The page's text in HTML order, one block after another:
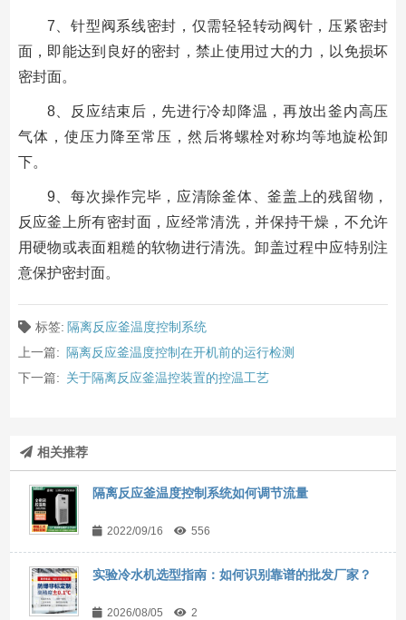
7、针型阀系线密封，仅需轻轻转动阀针，压紧密封
面，即能达到良好的密封，禁止使用过大的力，以免损坏
密封面。
8、反应结束后，先进行冷却降温，再放出釜内高压
气体，使压力降至常压，然后将螺栓对称均等地旋松卸
下。
9、每次操作完毕，应清除釜体、釜盖上的残留物，
反应釜上所有密封面，应经常清洗，并保持干燥，不允许
用硬物或表面粗糙的软物进行清洗。卸盖过程中应特别注
意保护密封面。
标签: 隔离反应釜温度控制系统
上一篇: 隔离反应釜温度控制在开机前的运行检测
下一篇: 关于隔离反应釜温控装置的控温工艺
相关推荐
隔离反应釜温度控制系统如何调节流量
2022/09/16 556
实验冷水机选型指南：如何识别靠谱的批发厂家？
2026/08/05 2